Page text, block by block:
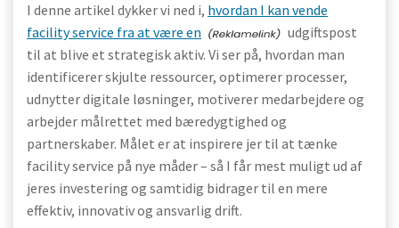
I denne artikel dykker vi ned i, hvordan I kan vende
facility service fra at være en
udgiftspost
til at blive et strategisk aktiv. Vi ser på, hvordan man
identificerer skjulte ressourcer, optimerer processer,
udnytter digitale løsninger, motiverer medarbejdere og
arbejder målrettet med bæredygtighed og
partnerskaber. Målet er at inspirere jer til at tænke
facility service på nye måder – så I får mest muligt ud af
jeres investering og samtidig bidrager til en mere
effektiv, innovativ og ansvarlig drift.